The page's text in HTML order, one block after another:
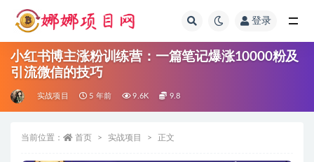
登录
小红书博主涨粉训练营：一篇笔记爆涨10000粉及
引流微信的技巧
实战项目 5 年前 9.6K 9.8
当前位置： 首页 实战项目 正文